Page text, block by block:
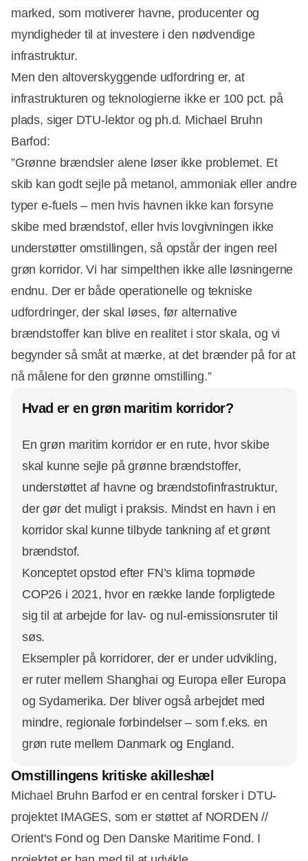
marked, som motiverer havne, producenter og
myndigheder til at investere i den nødvendige
infrastruktur.
Men den altoverskyggende udfordring er, at
infrastrukturen og teknologierne ikke er 100 pct. på
plads, siger DTU-lektor og ph.d. Michael Bruhn
Barfod:
”Grønne brændsler alene løser ikke problemet. Et
skib kan godt sejle på metanol, ammoniak eller andre
typer e-fuels – men hvis havnen ikke kan forsyne
skibe med brændstof, eller hvis lovgivningen ikke
understøtter omstillingen, så opstår der ingen reel
grøn korridor. Vi har simpelthen ikke alle løsningerne
endnu. Der er både operationelle og tekniske
udfordringer, der skal løses, før alternative
brændstoffer kan blive en realitet i stor skala, og vi
begynder så småt at mærke, at det brænder på for at
nå målene for den grønne omstilling.”
Hvad er en grøn maritim korridor?
En grøn maritim korridor er en rute, hvor skibe
skal kunne sejle på grønne brændstoffer,
understøttet af havne og brændstofinfrastruktur,
der gør det muligt i praksis. Mindst en havn i en
korridor skal kunne tilbyde tankning af et grønt
brændstof.
Konceptet opstod efter FN’s klima topmøde
COP26 i 2021, hvor en række lande forpligtede
sig til at arbejde for lav- og nul-emissionsruter til
søs.
Eksempler på korridorer, der er under udvikling,
er ruter mellem Shanghai og Europa eller Europa
og Sydamerika. Der bliver også arbejdet med
mindre, regionale forbindelser – som f.eks. en
grøn rute mellem Danmark og England.
Omstillingens kritiske akilleshæl
Michael Bruhn Barfod er en central forsker i DTU-
projektet IMAGES, som er støttet af NORDEN //
Orient's Fond og Den Danske Maritime Fond. I